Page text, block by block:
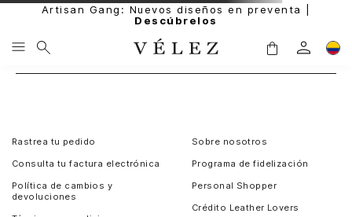
Artisan Gang: Nuevos diseños en preventa |
Descúbrelos
Rastrea tu pedido
Consulta tu factura electrónica
Política de cambios y
devoluciones
Sobre nosotros
Programa de fidelización
Personal Shopper
Crédito Leather Lovers